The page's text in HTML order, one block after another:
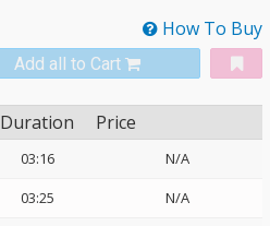
How To Buy
Add all to Cart
Duration Price
03:16
N/A
03:25
N/A